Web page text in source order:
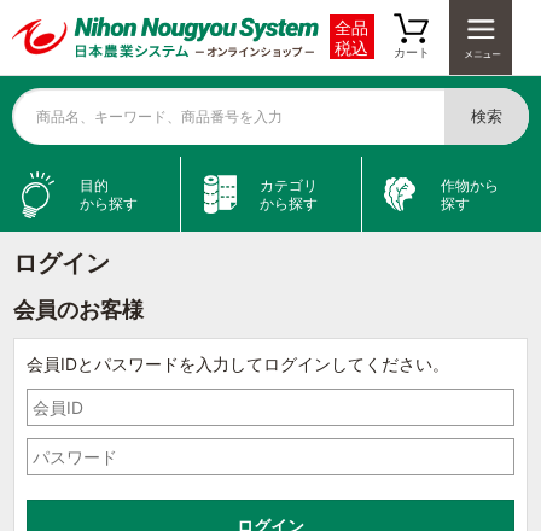
全品
税込
カート
商品名、キーワード、商品番号を入力 検索
目的
から探す
カテゴリ
から探す
作物から
探す
ログイン
会員のお客様
会員IDとパスワードを入力してログインしてください。